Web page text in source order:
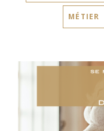
MÉTIER